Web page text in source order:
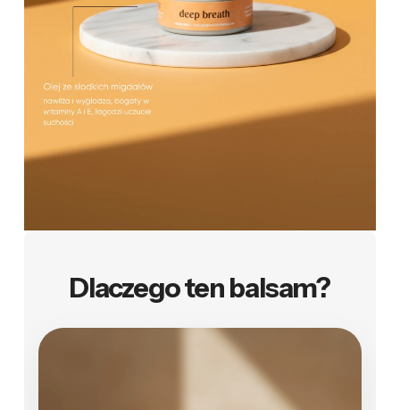
Dlaczego ten balsam?